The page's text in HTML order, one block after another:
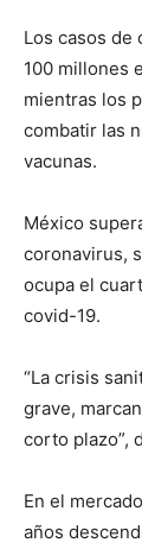
Los casos de
100 millones
mientras los
combatir las
vacunas.
México
coronavirus,
ocupa el
covid-19.
“La crisis
grave,
corto plazo”,
En el
años